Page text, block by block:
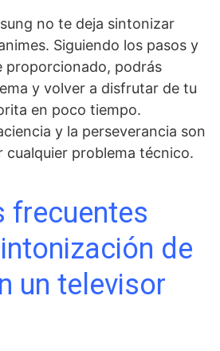
no te deja sintonizar
Siguiendo los pasos y
proporcionado, podrás
y volver a disfrutar de tu
en poco tiempo.
y la perseverancia son
cualquier problema técnico.
frecuentes
de
un televisor